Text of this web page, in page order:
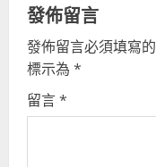
u
e
R
發佈留言
發佈留言必須填寫
標示為 *
留言*